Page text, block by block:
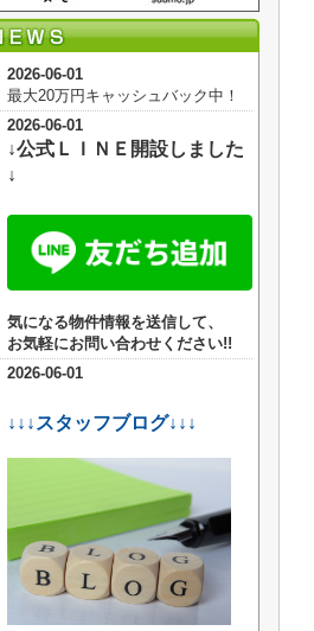
2026-06-01
最大20万円キャッシュバック中！
2026-06-01
↓公式ＬＩＮＥ開設しました
↓
気になる物件情報を送信して、
お気軽にお問い合わせください!!
2026-06-01
↓↓↓スタッフブログ↓↓↓